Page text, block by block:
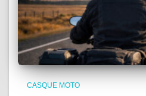
CASQUE MOTO